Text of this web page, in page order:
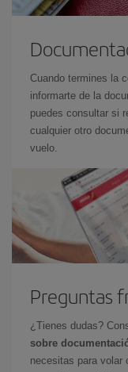
Cuando termines la
informarte de la
puedes consultar si
cualquier otro
vuelo.
Preguntas
¿Tienes dudas?
sobre
necesitas para volar